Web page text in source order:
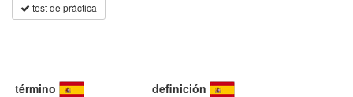
test de práctica
término definición